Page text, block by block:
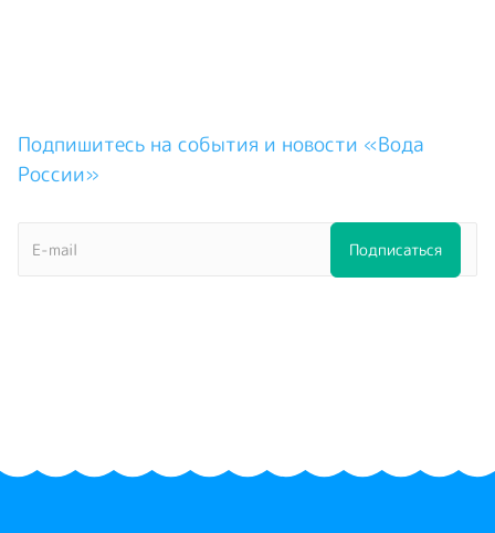
Подпишитесь на события и новости «Вода
России»